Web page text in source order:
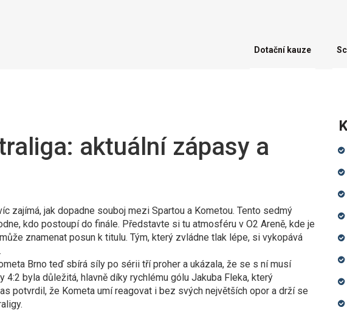
Dotační kauze
aktuální zápasy a
zajímá, jak dopadne souboj mezi Spartou a Kometou. Tento sedmý
kdo postoupí do finále. Představte si tu atmosféru v O2 Areně, kde je
znamenat posun k titulu. Tým, který zvládne tlak lépe, si vykopává
Brno teď sbírá síly po sérii tří proher a ukázala, že se s ní musí
4:2 byla důležitá, hlavně díky rychlému gólu Jakuba Fleka, který
potvrdil, že Kometa umí reagovat i bez svých největších opor a drží se